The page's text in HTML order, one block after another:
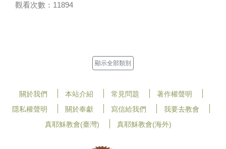
觀看次數：11894
顯示全部類別
關於我們 本站介紹 常見問題
著作權聲明
隱私權聲明
關於奉獻 寫信給我們
我要去教會
真耶穌教會(臺灣)
真耶穌教會(海外)